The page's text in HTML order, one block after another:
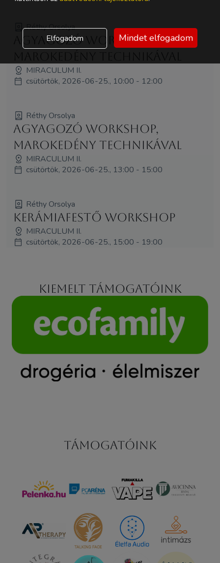
Réthy Orsolya
Agyagozó workshop,
MIRACULUM II.
csütörtök, 2026-06-25., 10:00 - 12:00
Réthy Orsolya
Agyagozó workshop,
marokedény technikával
MIRACULUM II.
csütörtök, 2026-06-25., 13:00 - 15:00
Réthy Orsolya
Kerámiafestő workshop
MIRACULUM II.
csütörtök, 2026-06-25., 15:00 - 19:00
Kiemelt támogatóink
Támogatóink
Elfogadom Mindet elfogadom